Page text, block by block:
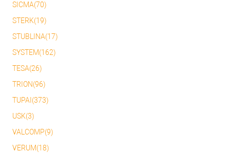
SICMA(70)
STERK(19)
STUBLINA(17)
SYSTEM(162)
TESA(26)
TRION(96)
TUPAI(373)
USK(3)
VALCOMP(9)
VERUM(18)